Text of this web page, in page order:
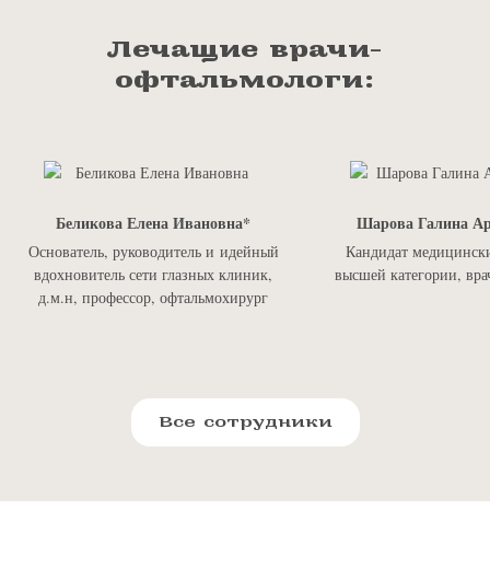
Лечащие врачи-
офтальмологи:
Беликова Елена Ивановна
Основатель, руководитель и идейный
вдохновитель сети глазных клиник,
д.м.н, профессор, офтальмохирург
Шарова Галина
Кандидат
высшей категории,
Все сотрудники